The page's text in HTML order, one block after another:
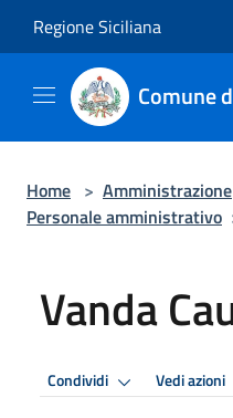
Regione Siciliana
Comune
Home > Amministrazione
Personale amministrativo
Vanda
Condividi Vedi azioni